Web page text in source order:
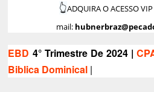
👆ADQUIRA O ACESSO
mail:
EBD 4° Trimestre De 2024 |
Biblica Dominical |